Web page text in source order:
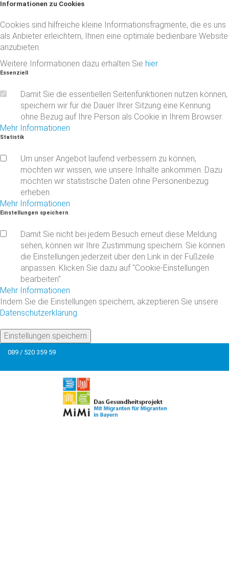
Informationen zu Cookies
Cookies sind hilfreiche kleine Informationsfragmente, die es uns
als Anbieter erleichtern, Ihnen eine optimale bedienbare Website
anzubieten.
Weitere Informationen dazu erhalten Sie hier.
Essenziell
Damit Sie die essentiellen Seitenfunktionen nutzen können,
speichern wir für die Dauer Ihrer Sitzung eine Kennung
ohne Bezug auf Ihre Person als Cookie in Ihrem Browser.
Mehr Informationen
Statistik
Um unser Angebot laufend verbessern zu können,
möchten wir wissen, wie unsere Inhalte ankommen. Dazu
möchten wir statistische Daten ohne Personenbezug
erheben.
Mehr Informationen
Einstellungen speichern
Damit Sie nicht bei jedem Besuch erneut diese Meldung
sehen, können wir Ihre Zustimmung speichern. Sie können
die Einstellungen jederzeit über den Link in der Fußzeile
anpassen. Klicken Sie dazu auf "Cookie-Einstellungen
bearbeiten".
Mehr Informationen
Indem Sie die Einstellungen speichern, akzeptieren Sie unsere
Datenschutzerklärung.
Einstellungen speichern
089 / 520 359 59